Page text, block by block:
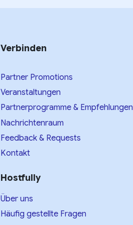
Verbinden
Partner Promotions
Veranstaltungen
Partnerprogramme & Empfehlungen
Nachrichtenraum
Feedback & Requests
Kontakt
Hostfully
Über uns
Häufig gestellte Fragen